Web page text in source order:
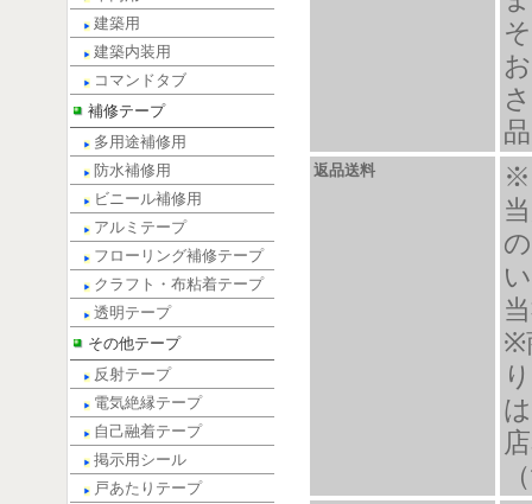
建築用
建築内装用
コマンドタブ
補修テープ
多用途補修用
防水補修用
ビニール補修用
アルミテープ
フローリング補修テープ
クラフト・布粘着テープ
透明テープ
その他テープ
反射テープ
電気絶縁テープ
自己融着テープ
掲示用シール
戸あたりテープ
返品送料
※
※